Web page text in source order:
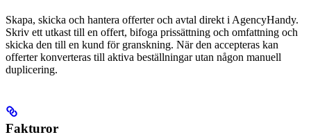
Skapa, skicka och hantera offerter och avtal direkt i AgencyHandy.
Skriv ett utkast till en offert, bifoga prissättning och omfattning och
skicka den till en kund för granskning. När den accepteras kan
offerter konverteras till aktiva beställningar utan någon manuell
duplicering.
Fakturor